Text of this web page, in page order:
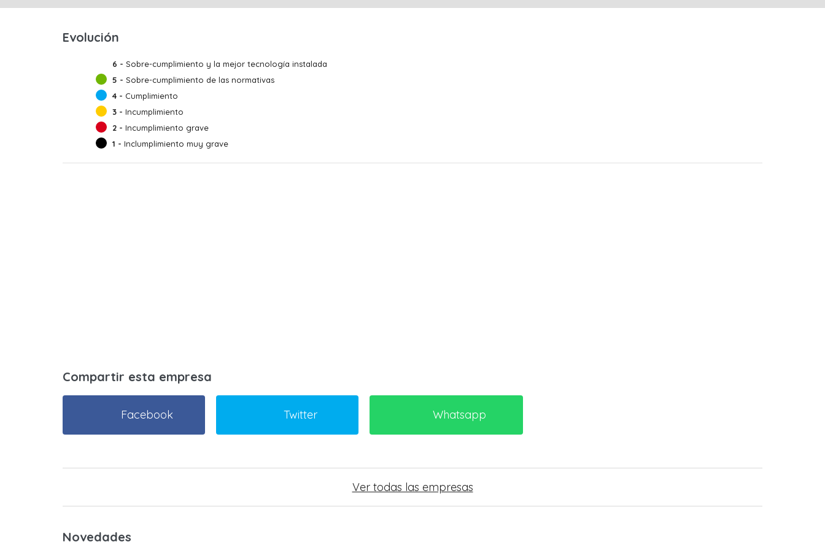
Evolución
6 - Sobre-cumplimiento y la mejor tecnología instalada
5 - Sobre-cumplimiento de las normativas
4 - Cumplimiento
3 - Incumplimiento
2 - Incumplimiento grave
1 - Inclumplimiento muy grave
Compartir esta empresa
Facebook Twitter Whatsapp
Ver todas las empresas
Novedades